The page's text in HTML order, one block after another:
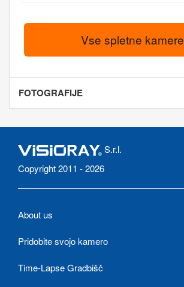
Vse spletne kamere
FOTOGRAFIJE
S.r.l.
Copyright 2011 - 2026
About us
Pridobite svojo kamero
Time-Lapse Gradbišč